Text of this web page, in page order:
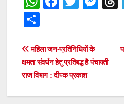
s
A
p
p
e
b
o
o
er
n
er
ar
e
Post
navigation
महिला जन-प्रतिनिधियों के
क्षमता संवर्धन हेतु प्रतिबद्ध है पंचायती
राज विभाग : दीपक प्रकाश